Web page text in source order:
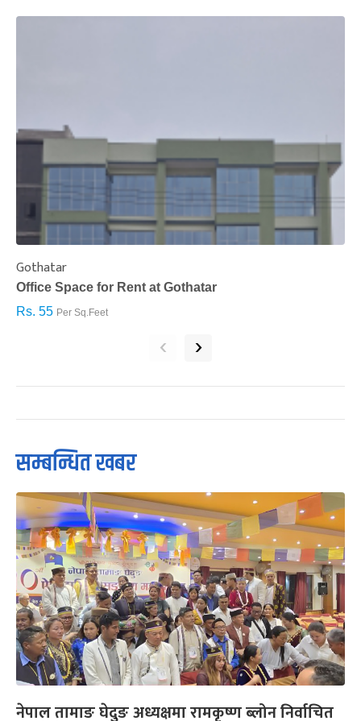
Gothatar
Office Space for Rent at Gothatar
Rs. 55 Per Sq.Feet
‹ ›
सम्बन्धित खबर
नेपाल तामाङ घेदुङ अध्यक्षमा रामकृष्ण ब्लोन निर्वाचित